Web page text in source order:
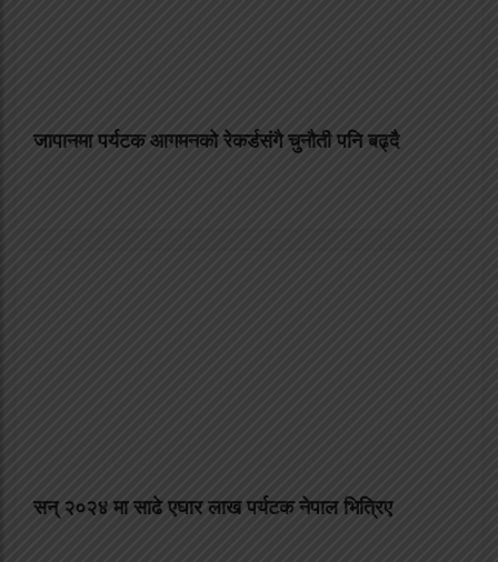
जापानमा पर्यटक आगमनको रेकर्डसंगै चुनौती पनि बढ्दै
सन् २०२४ मा साढे एघार लाख पर्यटक नेपाल भित्रिए